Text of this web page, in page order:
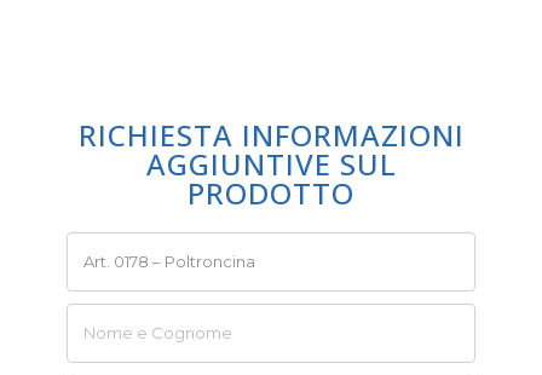
RICHIESTA INFORMAZIONI
AGGIUNTIVE SUL
PRODOTTO